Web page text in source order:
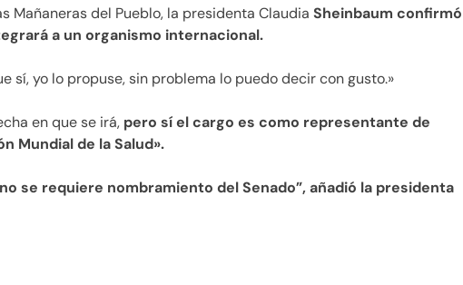
Mañaneras del Pueblo, la presidenta Claudia Sheinbaum confirmó
a un organismo internacional.
sí, yo lo propuse, sin problema lo puedo decir con gusto.»
en que se irá, pero sí el cargo es como representante de
Mundial de la Salud».
se requiere nombramiento del Senado”, añadió la presidenta